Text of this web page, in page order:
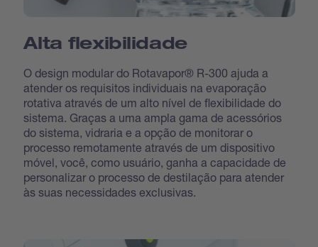
Alta flexibilidade
O design modular do Rotavapor® R-300 ajuda a
atender os requisitos individuais na evaporação
rotativa através de um alto nível de flexibilidade do
sistema. Graças a uma ampla gama de acessórios
do sistema, vidraria e a opção de monitorar o
processo remotamente através de um dispositivo
móvel, você, como usuário, ganha a capacidade de
personalizar o processo de destilação para atender
às suas necessidades exclusivas.